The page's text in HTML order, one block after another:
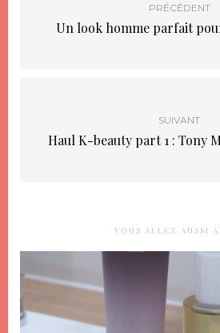
PRÉCÉDENT
Un look homme parfait
SUIVANT
Haul K-beauty part 1 : Tony
VOUS ALLEZ AUSSI